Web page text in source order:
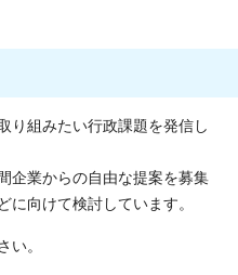
り組みたい行政課題を発信し
企業からの自由な提案を募集
に向けて検討しています。
い。